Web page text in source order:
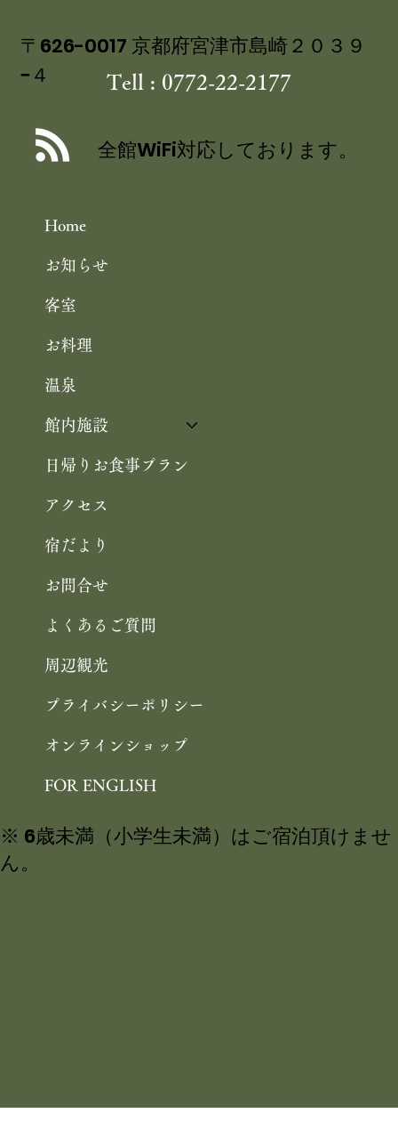
BAR『Les Pins』2025 のご案内
Home
お知らせ
客室
お料理
温泉
館内施設
日帰りお食事プラン
アクセス
宿だより
お問合せ
よくあるご質問
周辺観光
プライバシーポリシー
オンラインショップ
FOR ENGLISH
〒626-0017 京都府宮津市島崎２０３９
−４
Tell : 0772-22-2177
全館WiFi対応しております。
※ 6歳未満（小学生未満）はご宿泊頂けませ
ん。